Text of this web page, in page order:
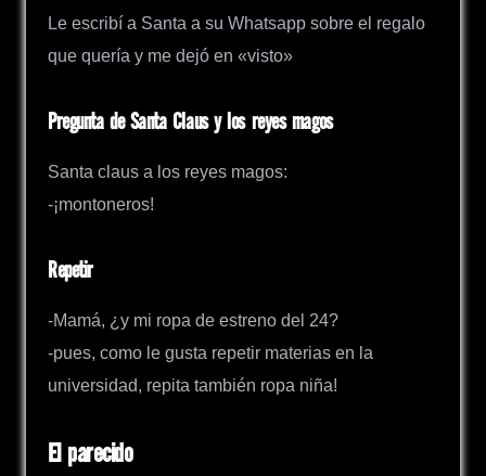
Le escribí a Santa a su Whatsapp sobre el regalo
que quería y me dejó en «visto»
Pregunta de Santa Claus y los reyes magos
Santa claus a los reyes magos:
-¡montoneros!
Repetir
-Mamá, ¿y mi ropa de estreno del 24?
-pues, como le gusta repetir materias en la
universidad, repita también ropa niña!
El parecido